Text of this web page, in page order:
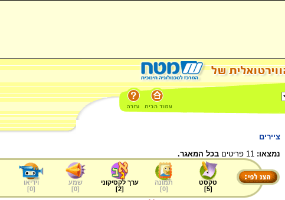
ציירים
נמצאו:
בכל המאגר.
טקסט
[
5
]
תמונה
[
0
]
ערך לקסיקוני
[
2
]
שמע
[
0
]
וידיאו
[
0
]